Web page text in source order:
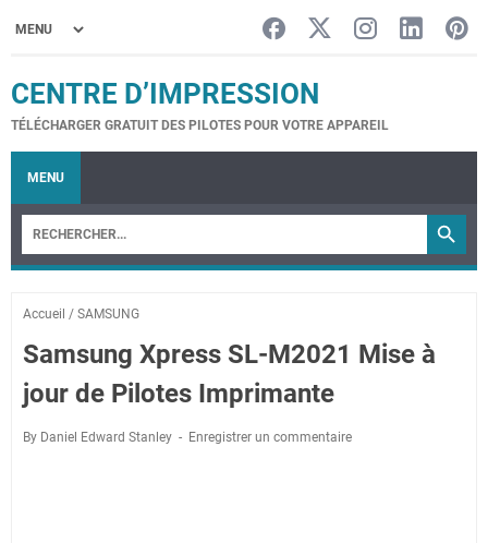
CENTRE D’IMPRESSION
TÉLÉCHARGER GRATUIT DES PILOTES POUR VOTRE APPAREIL
MENU
Accueil / SAMSUNG
Samsung Xpress SL-M2021 Mise à
jour de Pilotes Imprimante
By Daniel Edward Stanley Enregistrer un commentaire